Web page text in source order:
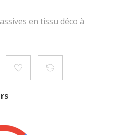
en tissu déco à